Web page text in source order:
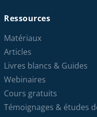
Ressources
Matériaux
Articles
Livres blancs & Guides
Webinaires
Cours gratuits
Témoignages & études